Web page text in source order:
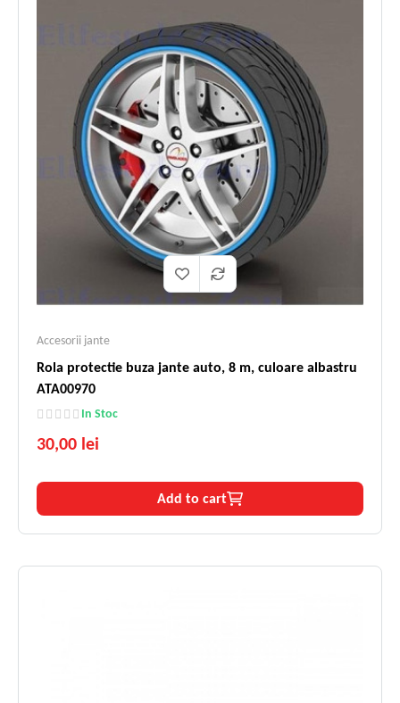
Accesorii jante
Rola protectie buza jante auto, 8 m, culoare albastru
ATA00970
In Stoc
30,00 lei
Add to cart